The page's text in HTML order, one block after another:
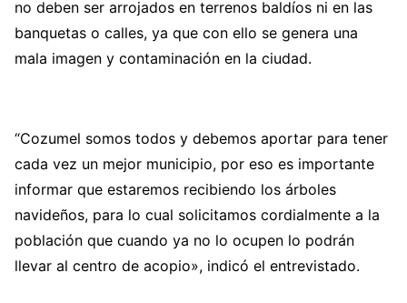
no deben ser arrojados en terrenos baldíos ni en las
banquetas o calles, ya que con ello se genera una
mala imagen y contaminación en la ciudad.
“Cozumel somos todos y debemos aportar para tener
cada vez un mejor municipio, por eso es importante
informar que estaremos recibiendo los árboles
navideños, para lo cual solicitamos cordialmente a la
población que cuando ya no lo ocupen lo podrán
llevar al centro de acopio», indicó el entrevistado.